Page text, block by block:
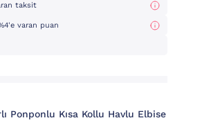
taksit
varan puan
Ponponlu Kısa Kollu Havlu Elbise